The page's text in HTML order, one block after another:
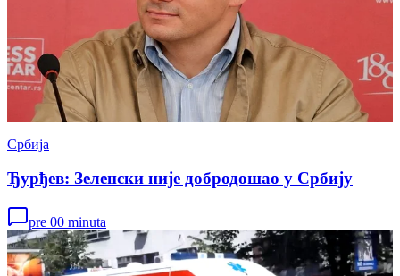
Србија
Ђурђев: Зеленски није добродошао у Србију
pre 00 minuta